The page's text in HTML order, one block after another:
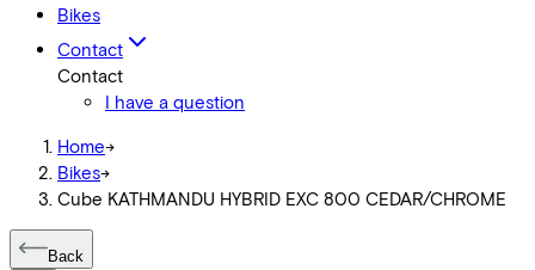
Bikes
Contact
Contact
I have a question
Home->
Bikes->
Cube KATHMANDU HYBRID EXC 800 CEDAR/CHROME
Back